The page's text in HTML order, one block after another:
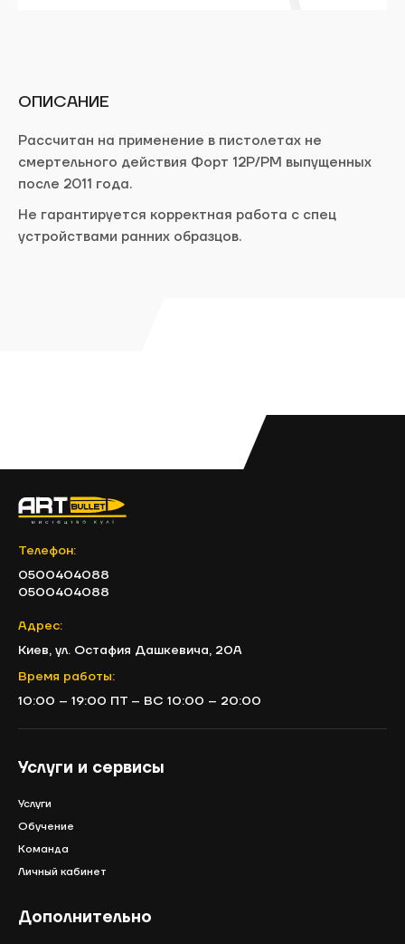
ОПИСАНИЕ
Рассчитан на применение в пистолетах не
смертельного действия Форт 12Р/РМ выпущенных
после 2011 года.
Не гарантируется корректная работа с спец
устройствами ранних образцов.
Далее
Телефон:
0500404088
0500404088
Адрес:
Киев, ул. Остафия Дашкевича, 20А
Время работы:
10:00 – 19:00 ПТ – ВС 10:00 – 20:00
Услуги и сервисы
Услуги
Обучение
Команда
Личный кабинет
Дополнительно